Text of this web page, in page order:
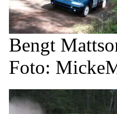
Bengt
Foto: